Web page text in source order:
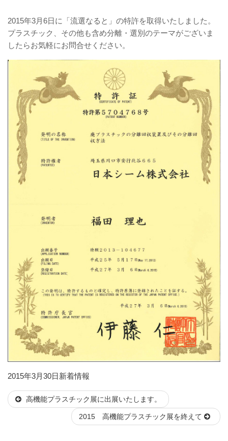
2015年3月6日に「流選なると」の特許を取得いたしました。
プラスチック、その他も含め分離・選別のテーマがございま
したらお気軽にお問合せください。
投
日:
2015年3月30日カ
ゴ
新着情報
高機能プラスチック展に出展いたします。
2015 高機能プラスチック展を終えて